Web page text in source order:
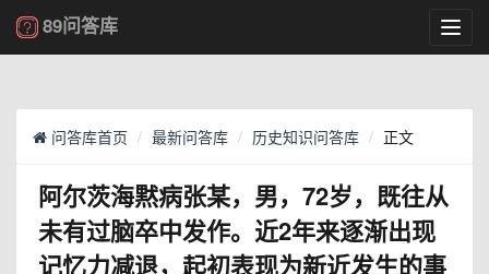
89问答库
问答库首页 最新问答库 历史知识问答库 正文
阿尔茨海黙病张某，男，72岁，既往从
未有过脑卒中发作。近2年来逐渐出现
记忆力减退，起初表现为新近发生的事